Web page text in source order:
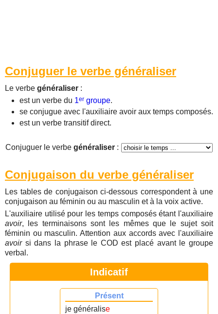
Conjuguer le verbe généraliser
Le verbe généraliser :
est un verbe du 1er groupe.
se conjugue avec l'auxiliaire avoir aux temps composés.
est un verbe transitif direct.
Conjuguer le verbe généraliser :
Conjugaison du verbe généraliser
Les tables de conjugaison ci-dessous correspondent à une
conjugaison au féminin ou au masculin et à la voix active.
L'auxiliaire utilisé pour les temps composés étant l'auxiliaire
avoir, les terminaisons sont les mêmes que le sujet soit
féminin ou masculin. Attention aux accords avec l'auxiliaire
avoirsi dans la phrase le COD est placé avant le groupe
verbal.
Indicatif
Présent
je généralise